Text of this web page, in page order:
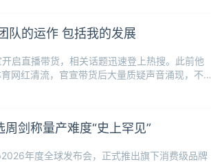
队的运作 包括我的发展
启直播带货，相关话题迅速登上热搜。此前他
网红清流，官宣带货后大量质疑声音涌现，不少
剑称量产难度“史上罕见”
年度全球发布会，正式推出旗下消费级品牌